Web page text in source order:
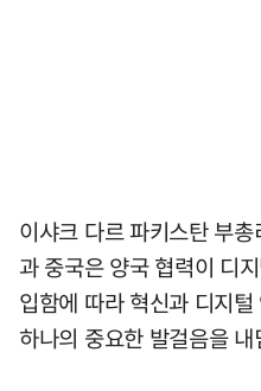
이샤크 다르 파키스탄 부
과 중국은 양국 협력이 디
입함에 따라 혁신과 디지
하나의 중요한 발걸음을